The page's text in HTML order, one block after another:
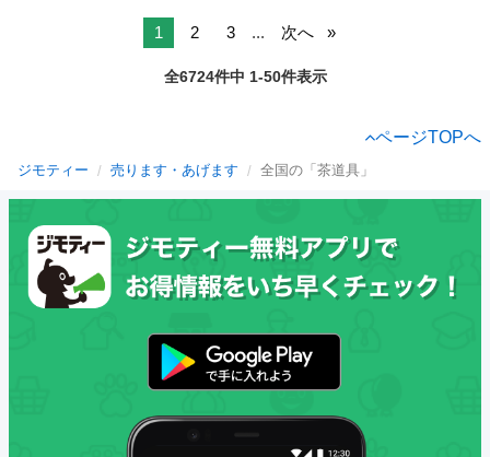
1 2 3 ... 次へ
全6724件中 1-50件表示
ページTOPへ
ジモティー 売ります・あげます 全国の「茶道具」